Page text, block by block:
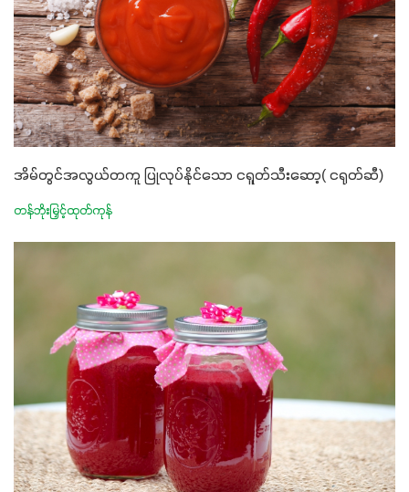
အိမ်တွင်အလွယ်တကူ ပြုလုပ်နိုင်သော ငရူတ်သီးဆော့( ငရုတ်ဆီ)
တန်ဘိုးမြှင့်ထုတ်ကုန်